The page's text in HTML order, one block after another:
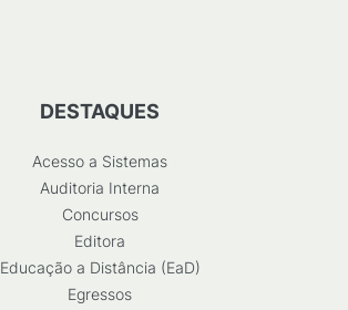
DESTAQUES
Acesso a Sistemas
Auditoria Interna
Concursos
Editora
Educação a Distância (EaD)
Egressos